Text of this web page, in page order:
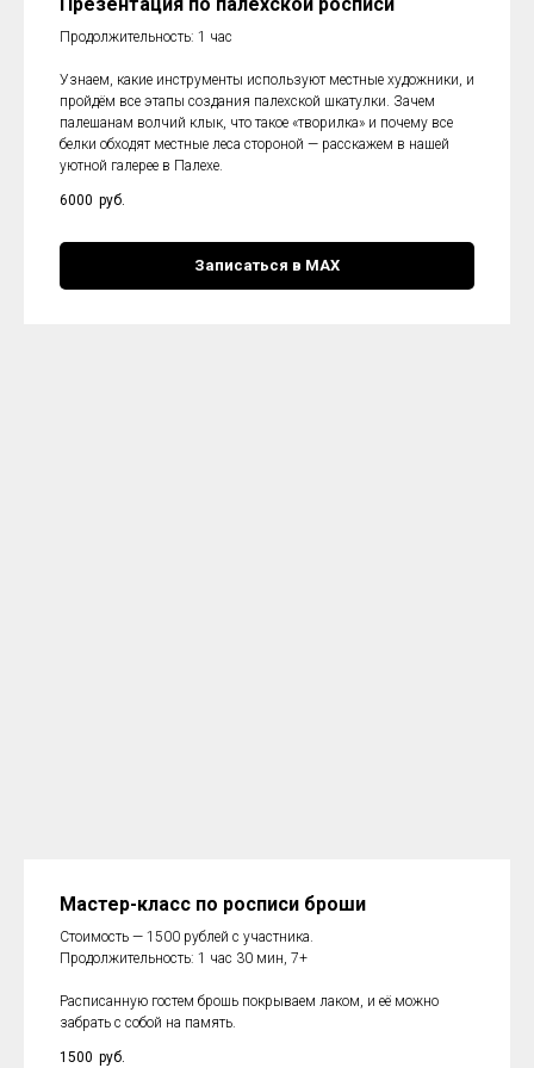
Продолжительность: 1 час
Узнаем, какие инструменты используют местные художники, и
пройдём все этапы создания палехской шкатулки. Зачем
палешанам волчий клык, что такое «творилка» и почему все
белки обходят местные леса стороной — расскажем в нашей
уютной галерее в Палехе.
6000 руб.
Записаться в МАХ
Мастер-класс по росписи броши
Стоимость — 1500 рублей с участника.
Продолжительность: 1 час 30 мин, 7+
Расписанную гостем брошь покрываем лаком, и её можно
забрать с собой на память.
1500 руб.